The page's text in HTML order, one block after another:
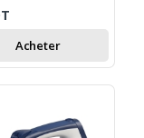
Acheter